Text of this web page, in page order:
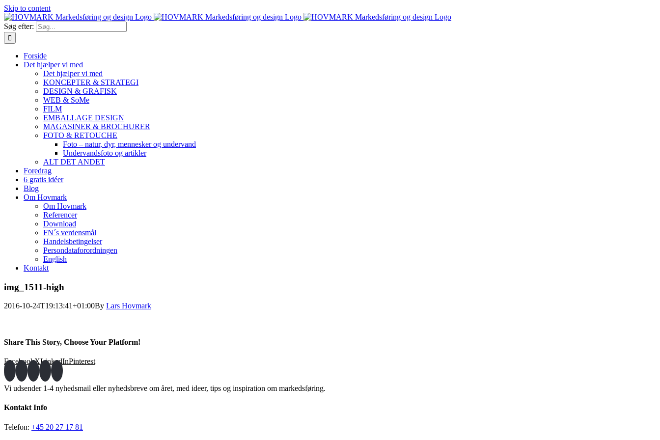
Skip to content
Søg efter:
Forside
Det hjælper vi med
Det hjælper vi med
KONCEPTER & STRATEGI
DESIGN & GRAFISK
WEB & SoMe
FILM
EMBALLAGE DESIGN
MAGASINER & BROCHURER
FOTO & RETOUCHE
Foto – natur, dyr, mennesker og undervand
Undervandsfoto og artikler
ALT DET ANDET
Foredrag
6 gratis idéer
Blog
Om Hovmark
Om Hovmark
Referencer
Download
FN´s verdensmål
Handelsbetingelser
Persondataforordningen
English
Kontakt
img_1511-high
2016-10-24T19:13:41+01:00By Lars Hovmark|
Share This Story, Choose Your Platform!
FacebookXLinkedInPinterest
Vi udsender 1-4 nyhedsmail eller nyhedsbreve om året, med ideer, tips og inspiration om markedsføring.
Kontakt Info
Telefon: +45 20 27 17 81